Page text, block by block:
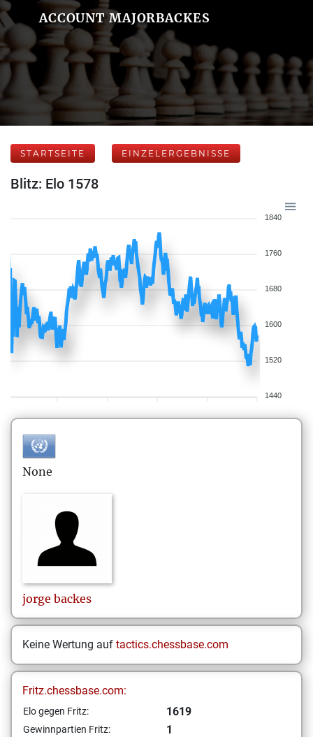
ACCOUNT MAJORBACKES
STARTSEITE EINZELERGEBNISSE
Blitz: Elo 1578
1840
1760
1680
1600
1520
1440
None
jorge backes
Keine Wertung auf tactics.chessbase.com
Fritz.chessbase.com:
Elo gegen Fritz: 1619
Gewinnpartien Fritz: 1